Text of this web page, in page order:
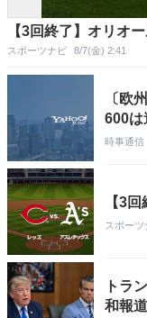
【3回終了】オリオ
スポーツナビ 8/7(金) 2:41
〔欧
600は
時事通信
【3
スポーツ
トラ
和報